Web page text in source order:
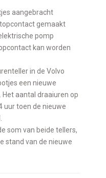
aangebracht
gemaakt
pomp
kan worden
in de Volvo
een nieuwe
aantal draaiuren op
uur toen de nieuwe
som van beide tellers,
stand van de nieuwe